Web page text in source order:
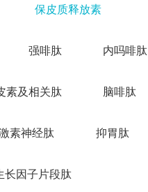
保皮质释放素
强啡肽 内吗啡肽
素及相关肽 脑啡肽
素神经肽 抑胃肽
长因子片段肽